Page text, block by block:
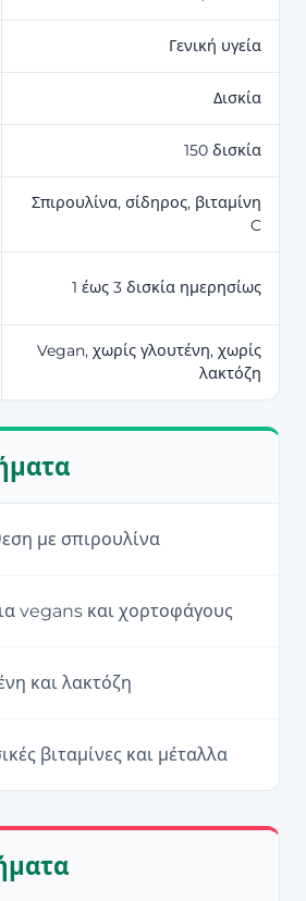
Γενική υγεία
Δισκία
150 δισκία
Σπιρουλίνα, σίδηρος, βιταμίνη
C
1 έως 3 δισκία ημερησίως
Vegan, χωρίς γλουτένη, χωρίς
λακτόζη
με σπιρουλίνα
vegans και χορτοφάγους
και λακτόζη
βιταμίνες και μέταλλα